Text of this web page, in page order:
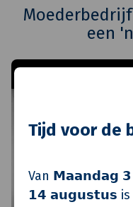
Tijd voor de
Van 𝗠𝗮𝗮𝗻𝗱𝗮𝗴
𝟭𝟰 𝗮𝘂𝗴𝘂𝘀𝘁𝘂𝘀 is
een